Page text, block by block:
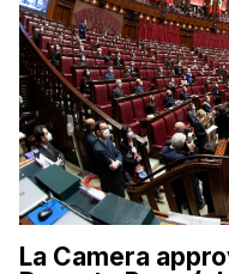
La Camera